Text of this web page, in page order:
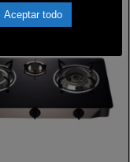
Aceptar todo